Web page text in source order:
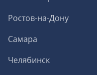
Ростов-на-Дону
Самара
Челябинск